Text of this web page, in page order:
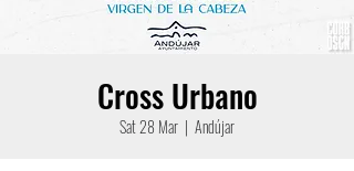
Cross Urbano
Sat 28 Mar
  |
Andújar